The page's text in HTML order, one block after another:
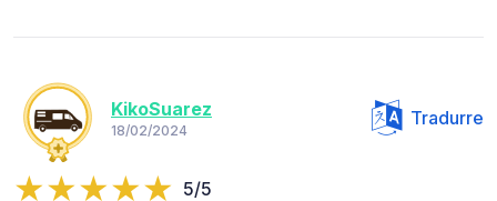
KikoSuarez
18/02/2024
Tradurre
5/5